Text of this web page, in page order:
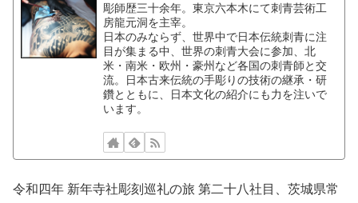
彫師歴三十余年。東京六本木にて刺青芸術工
房龍元洞を主宰。
日本のみならず、世界中で日本伝統刺青に注
目が集まる中、世界の刺青大会に参加、北
米・南米・欧州・豪州など各国の刺青師と交
流。日本古来伝統の手彫りの技術の継承・研
鑽とともに、日本文化の紹介にも力を注いで
います。
令和四年 新年寺社彫刻巡礼の旅 第二十八社目、茨城県常